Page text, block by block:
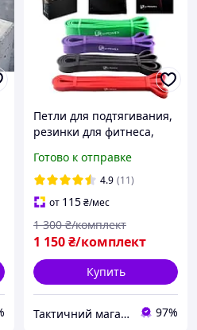
Петли для подтягивания,
резинки для фитнеса,
кроссфит U-Powex 4 шт .
Готово к отправке
4.9 (11)
от 115₴/мес
1 150₴/комплект
1 300 ₴/комплект
Купить
Тактичний магазин 97%